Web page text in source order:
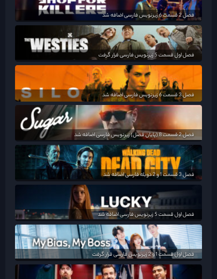
فصل 2 قسمت 6 زیرنویس فارسی اضافه شد
فصل اول قسمت 5 زیرنویس فارسی قرار گرفت
فصل 3 قسمت 6 زیرنویس فارسی اضافه شد
فصل 2 قسمت 8 (پایان فصل) زیرنویس فارسی اضافه شد
فصل 3 قسمت 1 و 2 دوبله فارسی اضافه شد
فصل اول قسمت 5 زیرنویس فارسی اضافه شد
فصل اول قسمت 1 و 2 زیرنویس فارسی قرار گرفت